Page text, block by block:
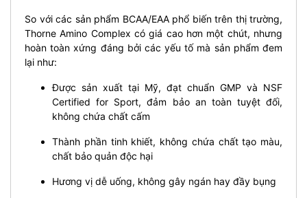
So với các sản phẩm BCAA/EAA phổ biến trên thị trường,
Thorne Amino Complex có giá cao hơn một chút, nhưng
hoàn toàn xứng đáng bởi các yếu tố mà sản phẩm đem
lại như:
Được sản xuất tại Mỹ, đạt chuẩn GMP và NSF
Certified for Sport, đảm bảo an toàn tuyệt đối,
không chứa chất cấm
Thành phần tinh khiết, không chứa chất tạo màu,
chất bảo quản độc hại
Hương vị dễ uống, không gây ngán hay đầy bụng